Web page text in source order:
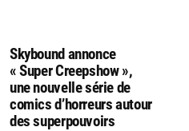
Skybound annonce
« Super Creepshow »,
une nouvelle série de
comics d’horreurs autour
des superpouvoirs